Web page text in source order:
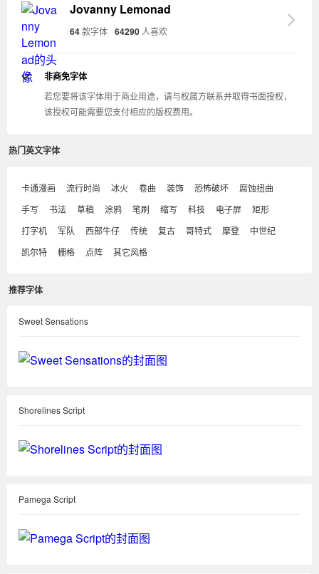
Jovanny Lemonad
64款字体 64290 人喜欢
非商免字体
若您要将该字体用于商业用途，请与权属方联系并取得书面授权，
该授权可能需要您支付相应的版权费用。
热门英文字体
卡通漫画 流行时尚 冰火 卷曲 装饰 恐怖破坏
腐蚀扭曲
手写
书法 草稿 涂鸦 笔刷 缩写 科技 电子屏
矩形
打字机
军队 西部牛仔 传统 复古 哥特式 摩登
中世纪
凯尔特
栅格 点阵 其它风格
推荐字体
Sweet Sensations
Shorelines Script
Pamega Script